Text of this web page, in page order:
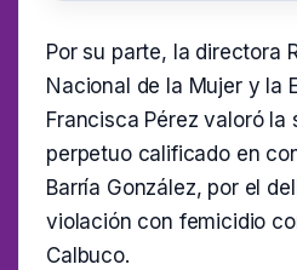
Por su parte, la directora
Nacional de la Mujer y la
Francisca Pérez valoró
perpetuo calificado en
Barría González, por el
violación con femicidio
Calbuco.